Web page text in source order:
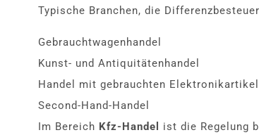
Typische Branchen, die
Gebrauchtwagenhandel
Kunst- und Antiquitätenhandel
Handel mit gebrauchten
Second-Hand-Handel
Im Bereich Kfz-Handel
ist die Regelung